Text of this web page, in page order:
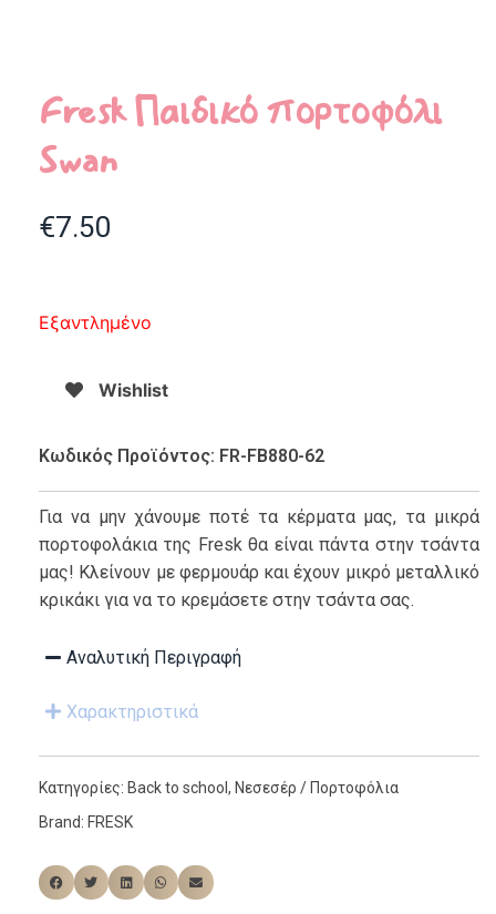
Fresk Παιδικό πορτοφόλι
Swan
€7.50
Εξαντλημένο
Wishlist
Κωδικός Προϊόντος: FR-FB880-62
Για να μην χάνουμε ποτέ τα κέρματα μας, τα μικρά
πορτοφολάκια της Fresk θα είναι πάντα στην τσάντα
μας! Κλείνουν με φερμουάρ και έχουν μικρό μεταλλικό
κρικάκι για να το κρεμάσετε στην τσάντα σας.
Αναλυτική Περιγραφή
Χαρακτηριστικά
Κατηγορίες: Back to school , Νεσεσέρ / Πορτοφόλια
Brand: FRESK